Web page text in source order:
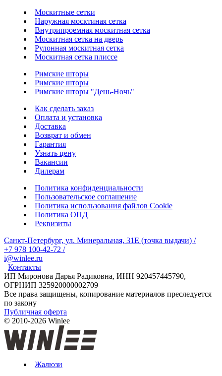
Москитные сетки
Наружная москтиная сетка
Внутрипроемная москитная сетка
Москитная сетка на дверь
Рулонная москитная сетка
Москитная сетка плиссе
Римские шторы
Римские шторы
Римские шторы "День-Ночь"
Как сделать заказ
Оплата и установка
Доставка
Возврат и обмен
Гарантия
Узнать цену
Вакансии
Дилерам
Политика конфиденциальности
Пользовательское соглашение
Политика использования файлов Cookie
Политика ОПД
Реквизиты
Санкт-Петербург, ул. Минеральная, 31Е (точка выдачи) /
+7 978 100-42-72 /
i@winlee.ru
Контакты
ИП Миронова Дарья Радиковна, ИНН 920457445790,
ОГРНИП 325920000002709
Все права защищены, копирование материалов преследуется
по закону
Публичная оферта
© 2010-2026 Winlee
Жалюзи